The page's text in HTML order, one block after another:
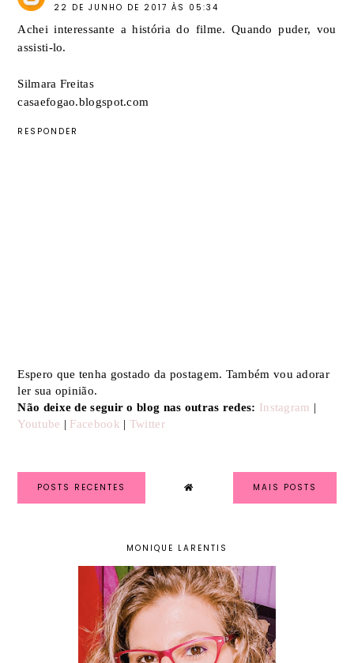
22 DE JUNHO DE 2017 ÀS 05:34
Achei interessante a história do filme. Quando puder, vou
assisti-lo.
Silmara Freitas
casaefogao.blogspot.com
RESPONDER
Espero que tenha gostado da postagem. Também vou adorar
ler sua opinião.
Não deixe de seguir o blog nas outras redes: Instagram |
Youtube | Facebook | Twitter
POSTS RECENTES MAIS POSTS
MONIQUE LARENTIS